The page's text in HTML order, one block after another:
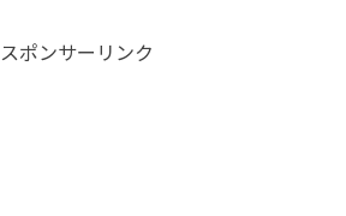
スポンサーリンク